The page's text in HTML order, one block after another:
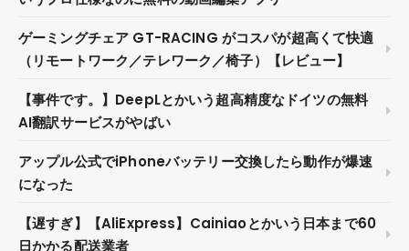
ゲーミングチェア GT-RACING がコスパが超高くて快適
（リモートワーク／テレワーク／椅子）【レビュー】
【事件です。】DeepLとかいう超高精度なドイツの無料
AI翻訳サービスがやばい
アップル公式でiPhoneバッテリー交換したら動作が爆速
になった
【遅すぎ】【AliExpress】Cainiaoとかいう日本まで60
日かかる配送業者